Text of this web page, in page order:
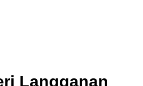
Langganan